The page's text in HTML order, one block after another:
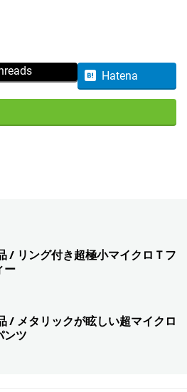
Hatena
/ リング付き超極小マイクロＴフ
ー
/ メタリックが眩しい超マイクロ
ンツ